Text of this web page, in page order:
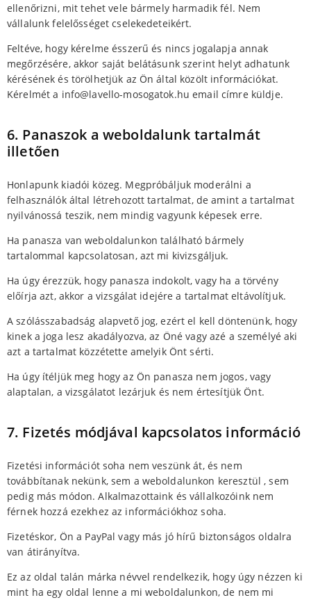
ellenőrizni, mit tehet vele bármely harmadik fél. Nem
vállalunk felelősséget cselekedeteikért.
Feltéve, hogy kérelme ésszerű és nincs jogalapja annak
megőrzésére, akkor saját belátásunk szerint helyt adhatunk
kérésének és törölhetjük az Ön által közölt információkat.
Kérelmét a info@lavello-mosogatok.hu email címre küldje.
6. Panaszok a weboldalunk tartalmát
illetően
Honlapunk kiadói közeg. Megpróbáljuk moderálni a
felhasználók által létrehozott tartalmat, de amint a tartalmat
nyilvánossá teszik, nem mindig vagyunk képesek erre.
Ha panasza van weboldalunkon található bármely
tartalommal kapcsolatosan, azt mi kivizsgáljuk.
Ha úgy érezzük, hogy panasza indokolt, vagy ha a törvény
előírja azt, akkor a vizsgálat idejére a tartalmat eltávolítjuk.
A szólásszabadság alapvető jog, ezért el kell döntenünk, hogy
kinek a joga lesz akadályozva, az Öné vagy azé a személyé aki
azt a tartalmat közzétette amelyik Önt sérti.
Ha úgy ítéljük meg hogy az Ön panasza nem jogos, vagy
alaptalan, a vizsgálatot lezárjuk és nem értesítjük Önt.
7. Fizetés módjával kapcsolatos információ
Fizetési információt soha nem veszünk át, és nem
továbbítanak nekünk, sem a weboldalunkon keresztül , sem
pedig más módon. Alkalmazottaink és vállalkozóink nem
férnek hozzá ezekhez az információkhoz soha.
Fizetéskor, Ön a PayPal vagy más jó hírű biztonságos oldalra
van átirányítva.
Ez az oldal talán márka névvel rendelkezik, hogy úgy nézzen ki
mint ha egy oldal lenne a mi weboldalunkon, de nem mi